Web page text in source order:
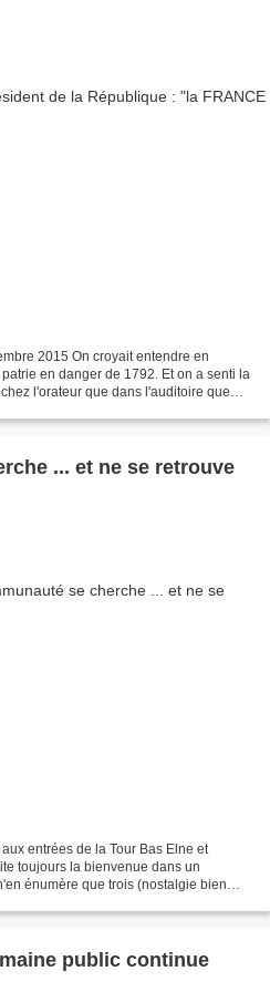
2015 On croyait entendre en
en danger de 1792. Et on a senti la
l'orateur que dans l'auditoire que
... et ne se retrouve
entrées de la Tour Bas Elne et
toujours la bienvenue dans un
énumère que trois (nostalgie bien
public continue